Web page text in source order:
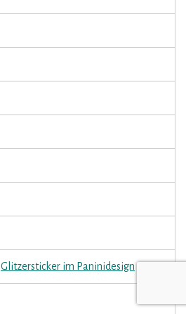
Glitzersticker im Paninidesign